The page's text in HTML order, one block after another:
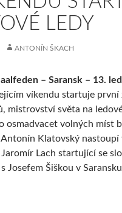
LEDY
ANTONÍN ŠKACH
– Saransk – 13.
víkendu startuje první
mistrovství světa na
osmadvacet volných míst
Klatovský nastoupí
Lach startující se
Josefem Šiškou v